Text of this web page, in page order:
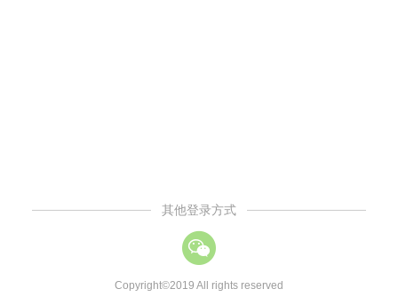
其他登录方式
Copyright©2019 All rights reserved